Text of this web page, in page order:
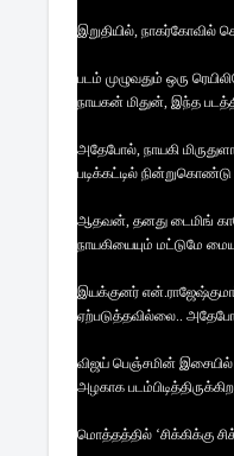
இறுதியில், நாகர்கோவில்
படம் முழுவதும் ஒரு
நாயகன் மிதுன், இந்த
அதேபோல், நாயகி
படிக்கட்டில்
ஆதவன், தனது டைமிங்
நாயகியையும் மட்டுமே
இயக்குனர்
ஏற்படுத்தவில்லை..
விஜய் பெஞ்சமின் இசையில்
அழகாக
மொத்தத்தில் ‘சிக்கிக்கு